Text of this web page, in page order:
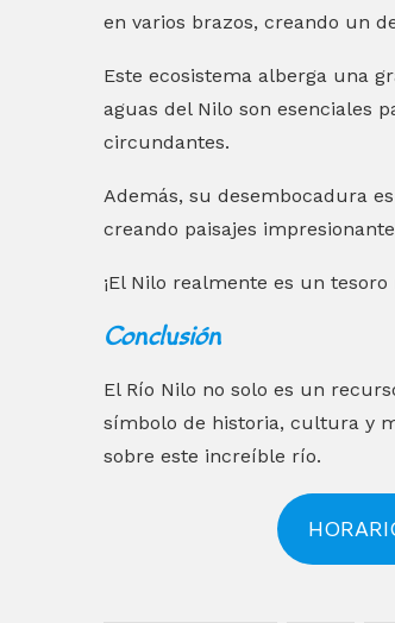
en varios brazos, creando un
Este ecosistema alberga una
aguas del Nilo son esenciales
circundantes.
Además, su desembocadura
creando paisajes
¡El Nilo realmente es un
Conclusión
El Río Nilo no solo es un
símbolo de historia, cultura y
sobre este increíble río.